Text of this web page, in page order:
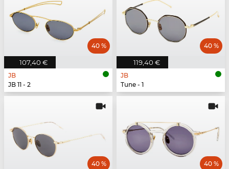
107,40 €
40 %
JB
JB 11 - 2
119,40 €
40 %
JB
Tune - 1
40 % 40 %